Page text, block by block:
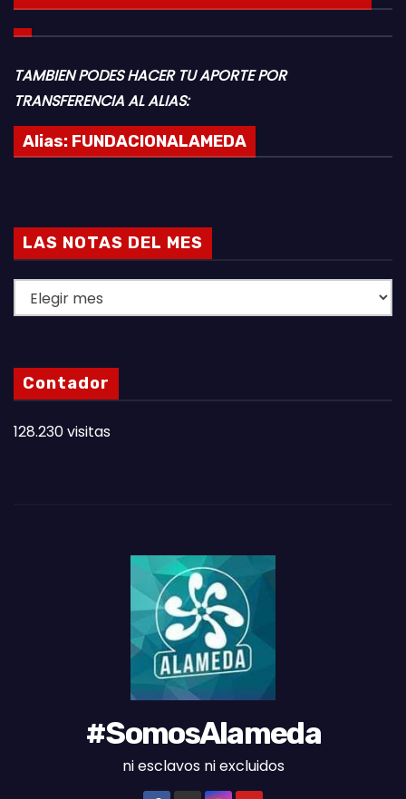
TAMBIEN PODES HACER TU APORTE POR
TRANSFERENCIA AL ALIAS:
Alias: FUNDACIONALAMEDA
LAS NOTAS DEL MES
A
N
O
A
Contador
128.230 visitas
#SomosAlameda
ni esclavos ni excluidos